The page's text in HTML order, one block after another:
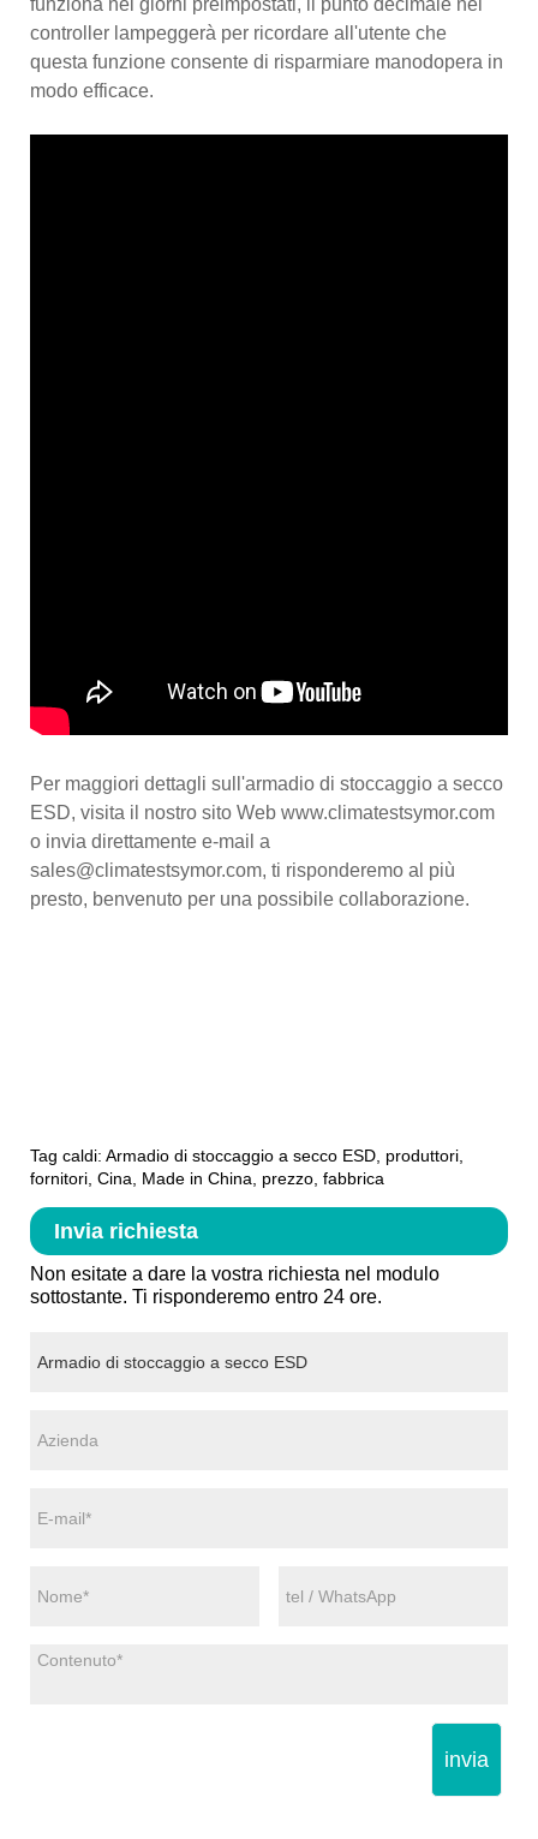
controller lampeggerà per ricordare all'utente che
questa funzione consente di risparmiare manodopera in
modo efficace.
Per maggiori dettagli sull'armadio di stoccaggio a secco
ESD, visita il nostro sito Web www.climatestsymor.com
o invia direttamente e-mail a
sales@climatestsymor.com, ti risponderemo al più
presto, benvenuto per una possibile collaborazione.
Tag caldi: Armadio di stoccaggio a secco ESD, produttori,
fornitori, Cina, Made in China, prezzo, fabbrica
Invia richiesta
Non esitate a dare la vostra richiesta nel modulo
sottostante. Ti risponderemo entro 24 ore.
invia